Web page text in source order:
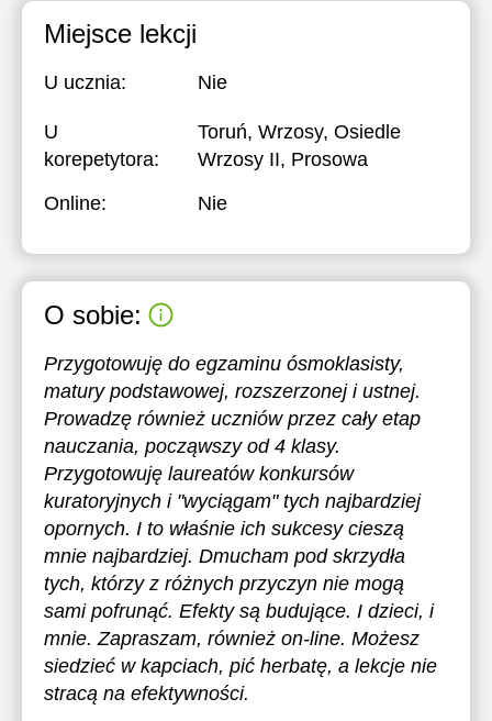
Miejsce lekcji
U ucznia: Nie
U
korepetytora:
Toruń, Wrzosy, Osiedle
Wrzosy II, Prosowa
Online:
Nie
O sobie:
Przygotowuję do egzaminu ósmoklasisty,
matury podstawowej, rozszerzonej i ustnej.
Prowadzę również uczniów przez cały etap
nauczania, począwszy od 4 klasy.
Przygotowuję laureatów konkursów
kuratoryjnych i "wyciągam" tych najbardziej
opornych. I to właśnie ich sukcesy cieszą
mnie najbardziej. Dmucham pod skrzydła
tych, którzy z różnych przyczyn nie mogą
sami pofrunąć. Efekty są budujące. I dzieci, i
mnie. Zapraszam, również on-line. Możesz
siedzieć w kapciach, pić herbatę, a lekcje nie
stracą na efektywności.